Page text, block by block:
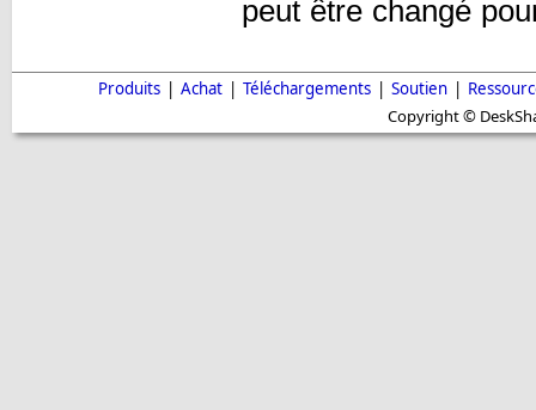
peut être changé
Produits | Achat | Téléchargements | Soutien |
Copyright ©